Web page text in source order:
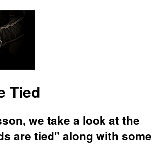
Tied
we take a look at the
are tied" along with some